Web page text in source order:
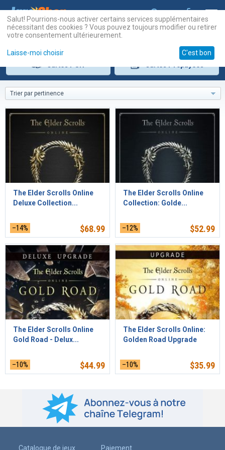
Trier par pertinence
The Elder Scrolls Online
Deluxe Collection...
–14% $68.99
The Elder Scrolls Online
Collection: Golde...
–12% $52.99
The Elder Scrolls Online
Gold Road - Delux...
–10% $44.99
The Elder Scrolls Online:
Golden Road Upgrade
–10% $35.99
Catalogue de jeux Paiement
Salut! Pourrions-nous activer certains services supplémentaires
nécessitant des cookies ? Vous pouvez toujours modifier ou retirer
votre consentement ultérieurement.
Laisse-moi choisir C'est bon